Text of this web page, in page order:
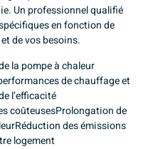
Un professionnel qualifié
en fonction de
de vos besoins.
la pompe à chaleur
de chauffage et
l’efficacité
coûteusesProlongation de
des émissions
logement